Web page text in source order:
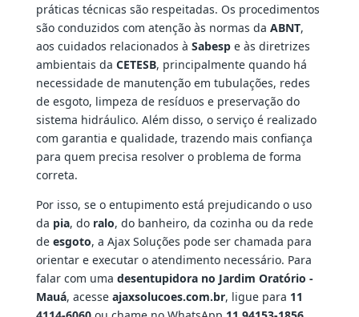
práticas técnicas são respeitadas. Os procedimentos
são conduzidos com atenção às normas da ABNT,
aos cuidados relacionados à Sabespe às diretrizes
ambientais da CETESB, principalmente quando há
necessidade de manutenção em tubulações, redes
de esgoto, limpeza de resíduos e preservação do
sistema hidráulico. Além disso, o serviço é realizado
com garantia e qualidade, trazendo mais confiança
para quem precisa resolver o problema de forma
correta.
Por isso, se o entupimento está prejudicando o uso
da pia, do ralo, do banheiro, da cozinha ou da rede
de esgoto, a Ajax Soluções pode ser chamada para
orientar e executar o atendimento necessário. Para
falar com uma desentupidora no Jardim Oratório -
Mauá, acesse ajaxsolucoes.com.br, ligue para 11